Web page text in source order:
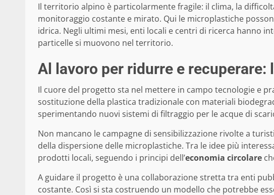
Il territorio alpino è particolarmente fragile: il clima, la
monitoraggio costante e mirato. Qui le microplastiche
idrica. Negli ultimi mesi, enti locali e centri di ricerca hanno
particelle si muovono nel territorio.
Al lavoro per ridurre e recuperare:
Il cuore del progetto sta nel mettere in campo tecnologie e
sostituzione della plastica tradizionale con materiali
sperimentando nuovi sistemi di filtraggio per le acque di
Non mancano le campagne di sensibilizzazione rivolte a
della dispersione delle microplastiche. Tra le idee più
prodotti locali, seguendo i principi dell’economia circolare
A guidare il progetto è una collaborazione stretta tra enti
costante. Così si sta costruendo un modello che potrebbe